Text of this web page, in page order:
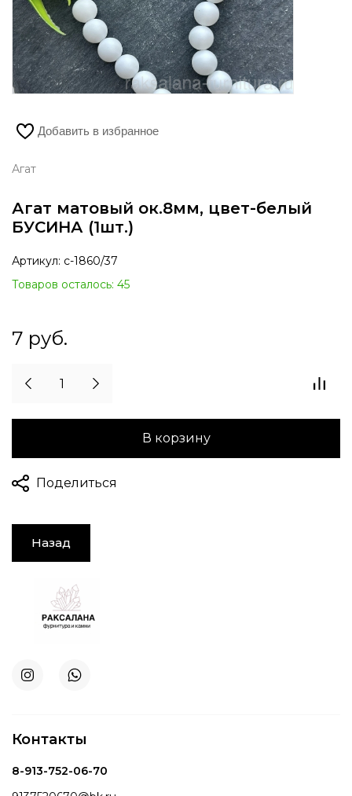
Добавить в избранное
Агат
Агат матовый ок.8мм, цвет-белый
БУСИНА (1шт.)
Артикул: с-1860/37
Товаров осталось: 45
7 руб.
В корзину
Поделиться
Назад
Контакты
8-913-752-06-70